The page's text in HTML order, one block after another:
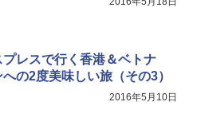
レスで行く香港＆ベトナ
の2度美味しい旅（その3）
2016年5月10日